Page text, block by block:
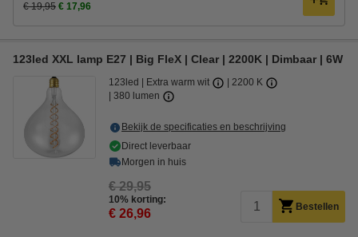
€ 19,95 € 17,96
123led XXL lamp E27 | Big FleX | Clear | 2200K | Dimbaar | 6W
123led Extra warm wit
2200 K
380 lumen
Bekijk de specificaties en beschrijving
Direct leverbaar
Morgen in huis
€ 29,95
10% korting:
€ 26,96 Bestellen